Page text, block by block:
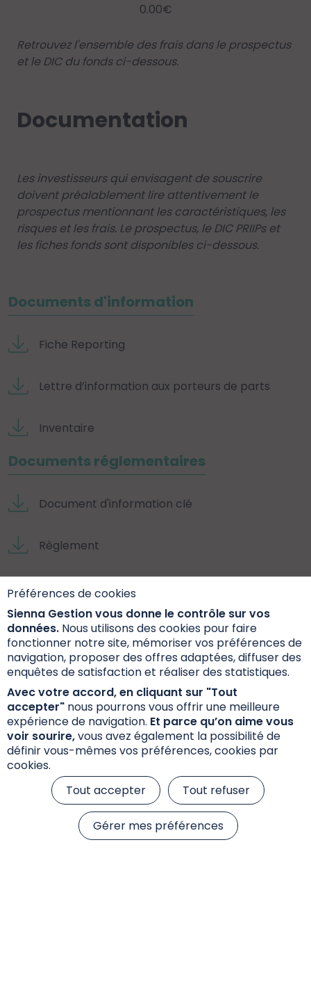
Préférences de cookies
Sienna Gestion vous donne le contrôle sur vos
données. Nous utilisons des cookies pour faire
fonctionner notre site, mémoriser vos préférences de
navigation, proposer des offres adaptées, diffuser des
enquêtes de satisfaction et réaliser des statistiques.
Avec votre accord, en cliquant sur "Tout
accepter" nous pourrons vous offrir une meilleure
expérience de navigation. Et parce qu’on aime vous
voir sourire,vous avez également la possibilité de
définir vous-mêmes vos préférences, cookies par
cookies.
Tout accepter
Tout refuser
Gérer mes préférences
0.00€
Retrouvez l'ensemble des frais dans le prospectus
et le DIC du fonds ci-dessous.
Documentation
Les investisseurs qui envisagent de souscrire
doivent préalablement lire attentivement le
prospectus mentionnant les caractéristiques, les
risques et les frais. Le prospectus, le DIC PRIIPs et
les fiches fonds sont disponibles ci-dessous.
Documents d'information
Fiche Reporting
Lettre d’information aux porteurs de parts
Inventaire
Documents réglementaires
Document d'information clé
Règlement
Rapport annuel
Documents extra-financiers
Fiche Internet SFDR
Annexe Précontractuelle SFDR